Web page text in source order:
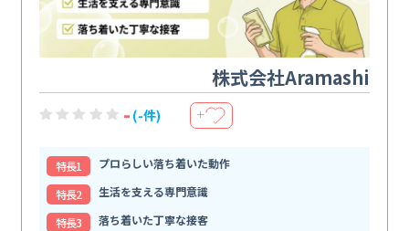
株式会社Aramashi
- (-件) ＋
特⻑1
プロらしい落ち着いた動作
特⻑2
生活を支える専門意識
特⻑3
落ち着いた丁寧な接客